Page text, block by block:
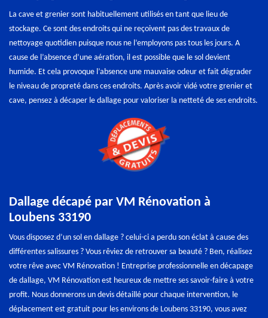
La cave et grenier sont habituellement utilisés en tant que lieu de
stockage. Ce sont des endroits qui ne reçoivent pas des travaux de
nettoyage quotidien puisque nous ne l’employons pas tous les jours. A
cause de l’absence d’une aération, il est possible que le sol devient
humide. Et cela provoque l’absence une mauvaise odeur et fait dégrader
le niveau de propreté dans ces endroits. Après avoir vidé votre grenier et
cave, pensez à décaper le dallage pour valoriser la netteté de ses endroits.
Dallage décapé par VM Rénovation à
Loubens 33190
Vous disposez d’un sol en dallage ? celui-ci a perdu son éclat à cause des
différentes salissures ? Vous rêviez de retrouver sa beauté ? Ben, réalisez
votre rêve avec VM Rénovation ! Entreprise professionnelle en décapage
de dallage, VM Rénovation est heureux de mettre ses savoir-faire à votre
profit. Nous donnerons un devis détaillé pour chaque intervention, le
déplacement est gratuit pour les environs de Loubens 33190, vous avez